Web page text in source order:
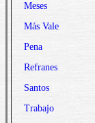
Meses
Más Vale
Pena
Refranes
Santos
Trabajo